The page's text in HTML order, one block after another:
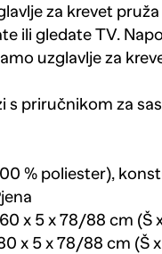
za krevet
ili gledate TV.
uzglavlje za
s priručnikom za
% poliester),
x 5 x 78/88 cm (Š
x 5 x 78/88 cm (Š